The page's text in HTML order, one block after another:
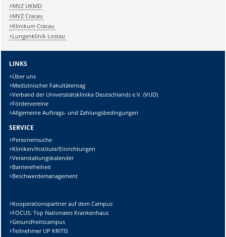
MVZ UKMD
MVZ Cracau
Klinikum Cracau
Lungenklinik Lostau
LINKS
Über uns
Medizinischer Fakultätentag
Verband der Universitätsklinika Deutschlands e.V. (VUD)
Fördervereine
Allgemeine Auftrags- und Zahlungsbedingungen
SERVICE
Personensuche
Kliniken/Institute/Einrichtungen
Veranstaltungskalender
Barrierefreiheit
Beschwerdemanagement
Kooperationspartner auf dem Campus
FOCUS: Top Nationales Krankenhaus
Gesundheitscampus
Teilnehmer UP KRITIS